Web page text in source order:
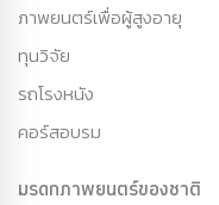
ภาพยนตร์เพื่อผู้สูงอายุ
ทุนวิจัย
รถโรงหนัง
คอร์สอบรม
มรดกภาพยนตร์ของชาติ